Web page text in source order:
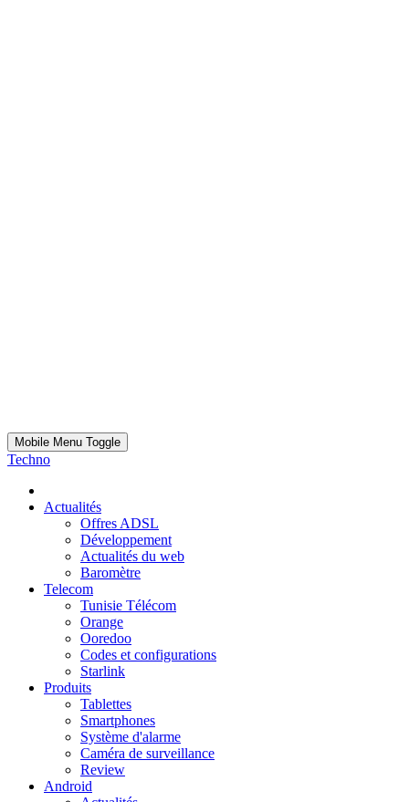
Mobile Menu Toggle
Techno
Actualités
Offres ADSL
Développement
Actualités du web
Baromètre
Telecom
Tunisie Télécom
Orange
Ooredoo
Codes et configurations
Starlink
Produits
Tablettes
Smartphones
Système d'alarme
Caméra de surveillance
Review
Android